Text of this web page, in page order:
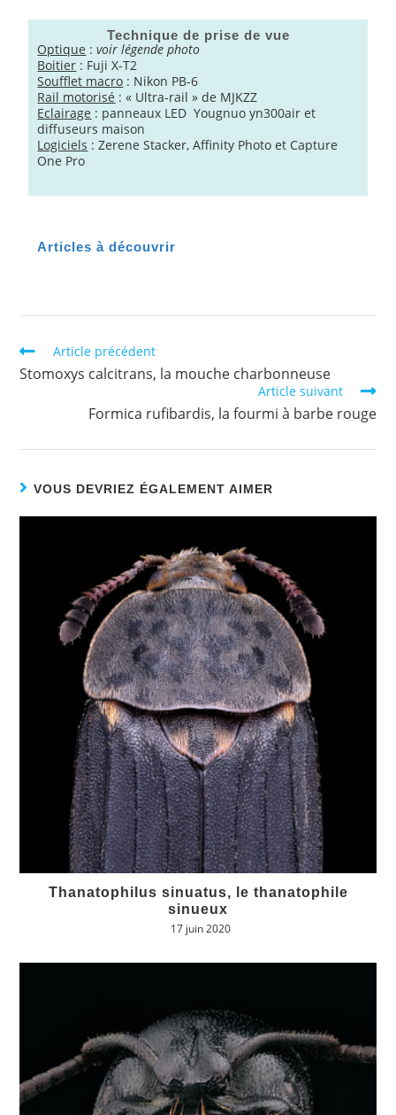
Technique de prise de vue
Optique :voir légende photo
Boitier : Fuji X-T2
Soufflet macro : Nikon PB-6
Rail motorisé : « Ultra-rail » de MJKZZ
Eclairage : panneaux LED Yougnuo yn300air et
diffuseurs maison
Logiciels : Zerene Stacker, Affinity Photo et Capture
One Pro
Articles à découvrir
Article précédent
Stomoxys calcitrans, la mouche charbonneuse
Article suivant
Formica rufibardis, la fourmi à barbe rouge
VOUS DEVRIEZ ÉGALEMENT AIMER
Thanatophilus sinuatus, le thanatophile
sinueux
17 juin 2020